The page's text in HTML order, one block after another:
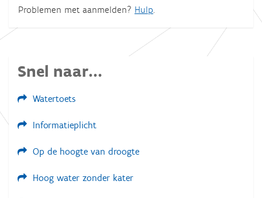
Problemen met aanmelden? Hulp
Snel naar...
Watertoets
Informatieplicht
Op de hoogte van droogte
Hoog water zonder kater